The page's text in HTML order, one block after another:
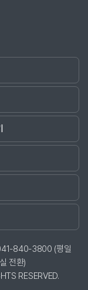
840-3800 (평일
전환)
RESERVED.